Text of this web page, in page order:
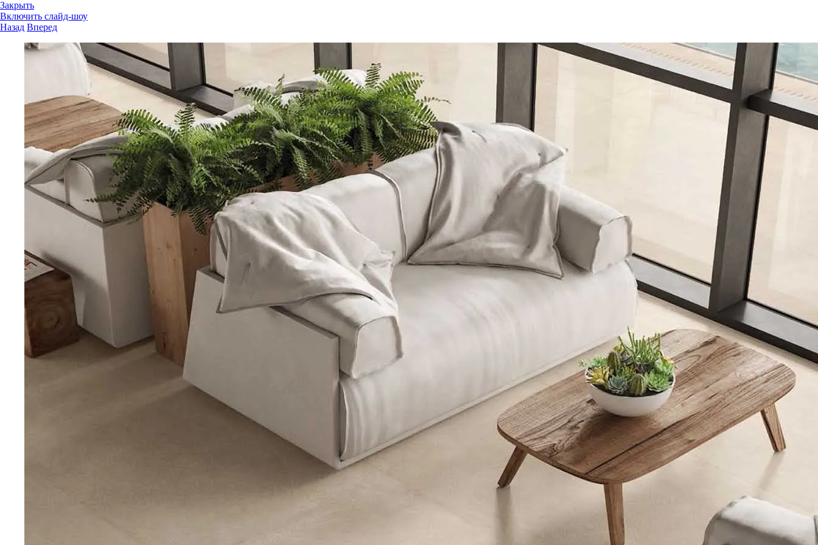
Закрыть
Включить слайд-шоу
Назад Вперед